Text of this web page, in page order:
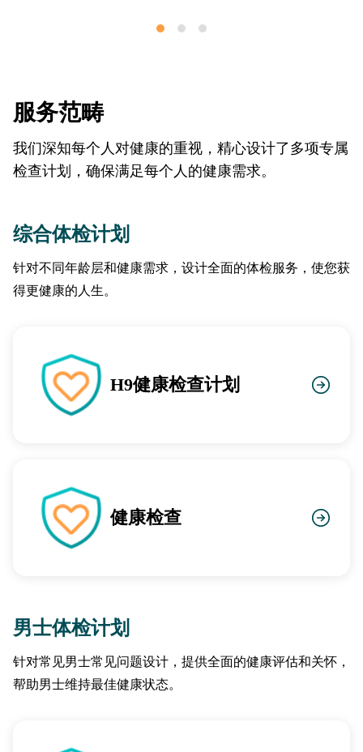
服务范畴
我们深知每个人对健康的重视，精心设计了多项专属
检查计划，确保满足每个人的健康需求。
综合体检计划
针对不同年龄层和健康需求，设计全面的体检服务，使您获
得更健康的人生。
H9健康检查计划
健康检查
男士体检计划
针对常见男士常见问题设计，提供全面的健康评估和关怀，
帮助男士维持最佳健康状态。